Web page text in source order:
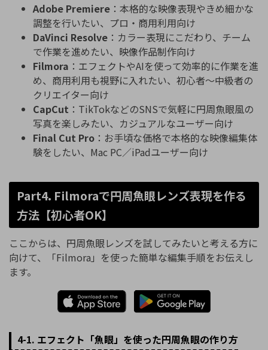
Adobe Premiere ：本格的な映像表現やきめ細かな
調整を行いたい、プロ・商用利用向け
DaVinci Resolve ：カラー表現にこだわり、チーム
で作業を進めたい、映像作品制作向け
Filmora ：エフェクトやAIを使って効率的に作業を進
め、商用利用も視野に入れたい、初心者〜中級者の
クリエイター向け
CapCut ：TikTokなどのSNSで気軽に円周魚眼風の
写真を楽しみたい、カジュアルなユーザー向け
Final Cut Pro ：お手頃な価格で本格的な映像編集体
験をしたい、Mac PC／iPadユーザー向け
Part4. Filmoraで円周魚眼レンズ表現を作る
方法【初心者OK】
ここからは、円周魚眼レンズを試してみたいと考える方に
向けて、「Filmora」を使った簡単な編集手順をお伝えし
ます。
4-1. エフェクト「魚眼」を使った円周魚眼の作り方